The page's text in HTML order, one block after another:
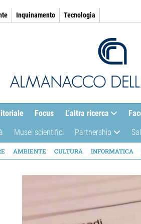
Inquinamento Tecnologia
Focus L'altra ricerca
Musei scientifici Partnership
AMBIENTE CULTURA INFORMATICA